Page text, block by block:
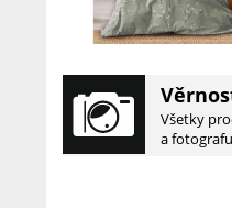
Všetky
a